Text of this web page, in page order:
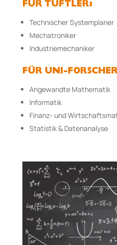
FÜR TÜFTLER:
Technischer Systemplaner
Mechatroniker
Industriemechaniker
FÜR UNI-
Angewandte Mathematik
Informatik
Finanz- und
Statistik & Datenanalyse